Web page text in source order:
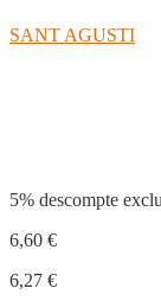
SANT AGUSTI
5% descompte
6,60 €
6,27 €